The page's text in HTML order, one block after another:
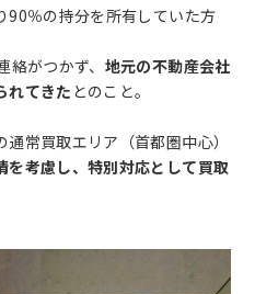
90％の持分を所有していた方
がつかず、 地元の不動産会社
れてきた とのこと。
常買取エリア（首都圏中心）
を考慮し、特別対応として買取